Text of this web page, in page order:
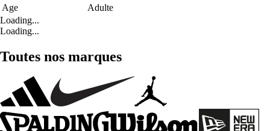
Age
Adulte
Loading...
Loading...
Toutes nos marques